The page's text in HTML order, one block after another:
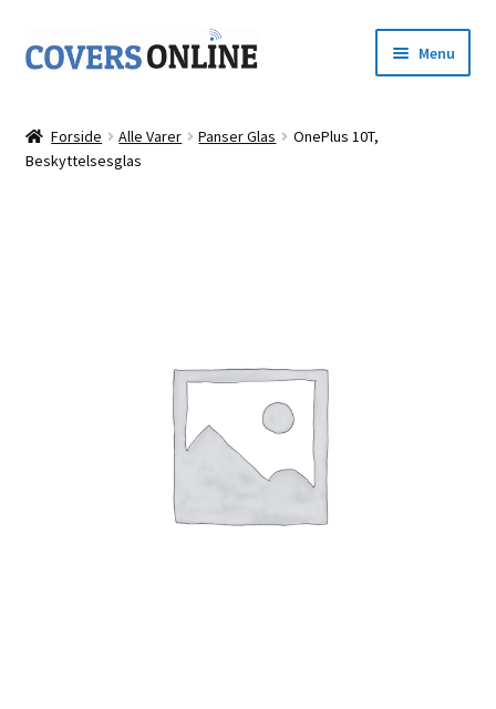
Spring
til
Spring
til
Menu
Shop
Forside Alle Varer Panser Glas
OnePlus 10T,
Beskyttelsesglas